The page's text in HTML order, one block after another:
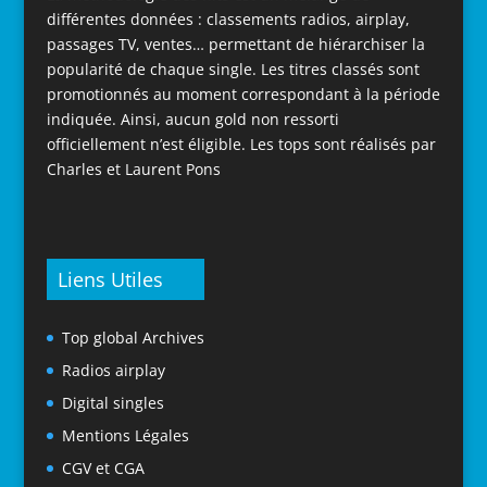
différentes données : classements radios, airplay,
passages TV, ventes… permettant de hiérarchiser la
popularité de chaque single. Les titres classés sont
promotionnés au moment correspondant à la période
indiquée. Ainsi, aucun gold non ressorti
officiellement n’est éligible. Les tops sont réalisés par
Charles et Laurent Pons
Liens Utiles
Top global Archives
Radios airplay
Digital singles
Mentions Légales
CGV et CGA